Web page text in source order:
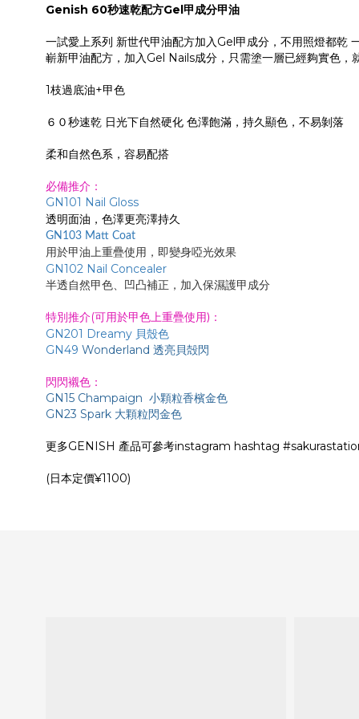
Genish 60秒速乾配方Gel甲成分甲油
一試愛上系列 新世代甲油配方加入Gel甲成分，不用照燈都乾
嶄新甲油配方，加入Gel Nails成分，只需塗一層已經夠實色，
1枝過底油+甲色
６０秒速乾 日光下自然硬化 色澤飽滿，持久顯色，不易剝落
柔和自然色系，容易配搭
必備推介：
GN101 Nail Gloss
透明面油 ，色澤更亮澤持久
GN103 Matt Coat
用於甲油上重疊使用，即變身啞光效果
GN102 Nail Concealer
半透自然甲色、凹凸補正，加入保濕護甲成分
特別推介(可 用於甲色上重疊使用) ：
GN201 Dreamy 貝殼色
GN49 Wonderland 透亮貝殻閃
閃閃襯色 ：
GN15 Champaign 小顆粒香檳金色
GN23 Spark 大顆粒閃金色
更多GENISH 產品可參考instagram hashtag
(日本定價¥1100)